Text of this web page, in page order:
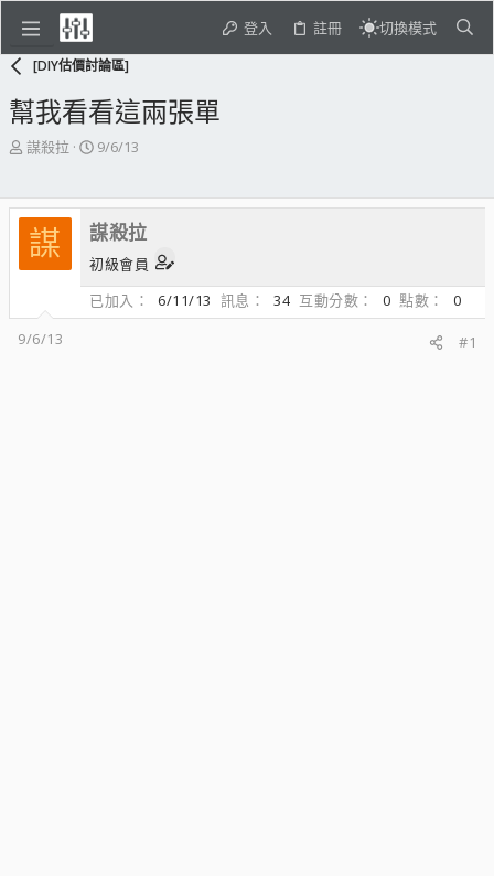
登入 註冊 切換模式
[DIY估價討論區]
幫我看看這兩張單
主
起
人
謀殺拉
開
期
9/6/13
謀 謀殺拉
初級會員
已加入
6/11/13 訊息 34 互動分數 0 點數
0
9/6/13
#1